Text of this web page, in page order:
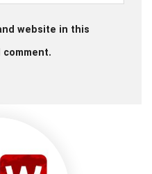
website in this